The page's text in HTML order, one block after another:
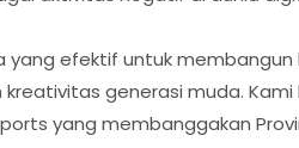
yang efektif untuk membangun
generasi muda.
yang membanggakan